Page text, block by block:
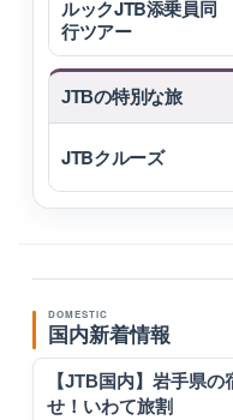
ルックJTB添乗員同
行ツアー
JTBの特別な旅
JTBクルーズ
新着情報
DOMESTIC
国内新着情報
【JTB国内】岩手県
せ！いわて旅割